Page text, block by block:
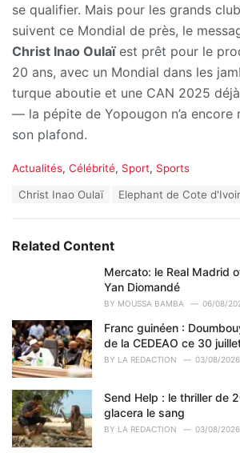
se qualifier. Mais pour les grands
suivent ce Mondial de près, le
Christ Inao Oulaïest prêt pour le
20 ans, avec un Mondial dans les
turque aboutie et une CAN 2025
— la pépite de Yopougon n’a encore
son plafond.
C
o
r
Actualités, Célébrité, Sport, Sports
:
Christ Inao Oulaï Elephant de Cote
Related Content
Mercato: le Real Madrid
Yan Diomandé
BY MOUSSA BAMBA 06/08/
Franc guinéen :
de la CEDEAO ce 30
BY LA REDACTION 03/08/2026
Send Help : le thriller de
glacera le sang
BY LA REDACTION 03/08/2026